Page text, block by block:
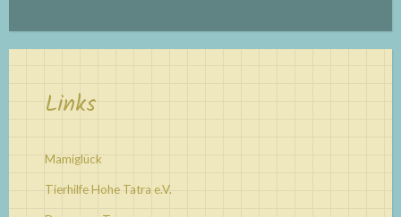
Links
Mamiglück
Tierhilfe Hohe Tatra e.V.